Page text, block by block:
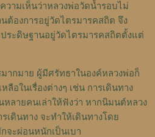
ามเห็นว่าหลวงพ่อวัดน้ำรอบไม่
ต้องการอยู่วัดไตรมารคสถิต จึง
ระดิษฐานอยู่วัดไตรมารคสถิตตั้งแต่
ากมาย ผู้มีศรัทธาในองค์หลวงพ่อก็
อในเรื่องต่างๆ เช่น การเดินทาง
หลายคนเล่าให้ฟังว่า หากนิมนต์หลวง
เดินทาง จะทำให้เดินทางโดย
จะผ่อนหนักเป็นเบา